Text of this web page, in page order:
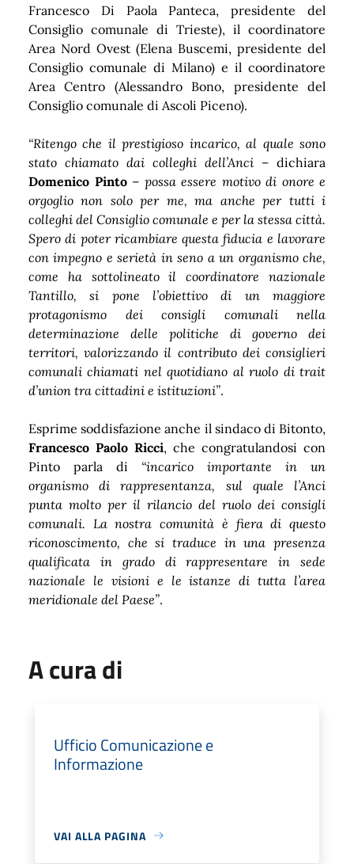
Francesco Di Paola Panteca, presidente del
Consiglio comunale di Trieste), il coordinatore
Area Nord Ovest (Elena Buscemi, presidente del
Consiglio comunale di Milano) e il coordinatore
Area Centro (Alessandro Bono, presidente del
Consiglio comunale di Ascoli Piceno).
“Ritengo che il prestigioso incarico, al quale sono
stato chiamato dai colleghi dell’Anci – dichiara
Domenico Pinto– possa essere motivo di onore e
orgoglio non solo per me, ma anche per tutti i
colleghi del Consiglio comunale e per la stessa città.
Spero di poter ricambiare questa fiducia e lavorare
con impegno e serietà in seno a un organismo che,
come ha sottolineato il coordinatore nazionale
Tantillo, si pone l’obiettivo di un maggiore
protagonismo dei consigli comunali nella
determinazione delle politiche di governo dei
territori, valorizzando il contributo dei consiglieri
comunali chiamati nel quotidiano al ruolo di trait
d’union tra cittadini e istituzioni”.
Esprime soddisfazione anche il sindaco di Bitonto,
Francesco Paolo Ricci, che congratulandosi con
Pinto parla di “incarico importante in un
organismo di rappresentanza, sul quale l’Anci
punta molto per il rilancio del ruolo dei consigli
comunali. La nostra comunità è fiera di questo
riconoscimento, che si traduce in una presenza
qualificata in grado di rappresentare in sede
nazionale le visioni e le istanze di tutta l’area
meridionale del Paese”.
A cura di
Ufficio Comunicazione e
Informazione
VAI ALLA PAGINA